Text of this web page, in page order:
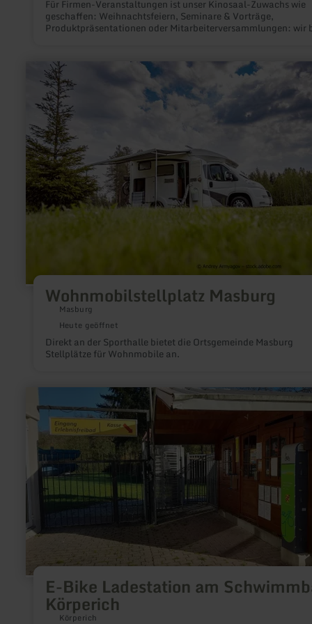
Für Firmen-Veranstaltungen ist unser Kinosaal-Zuwachs wie
geschaffen: Weihnachtsfeiern, Seminare & Vorträge,
Produktpräsentationen oder Mitarbeiterversammlungen: wir
Wünsche ein – von Popcorn bis zum warmen Buffet, alles kein
Problem!
Wohnmobilstellplatz Masburg
Masburg
Heute geöffnet
Direkt an der Sporthalle bietet die Ortsgemeinde Masburg
Stellplätze für Wohnmobile an.
erfahren
Wohnmobilstellplatz
Masburg
E-Bike Ladestation am
Körperich
Körperich
erfahren
zu:
Bike
Ladestation
Schwimmbad
Körperich